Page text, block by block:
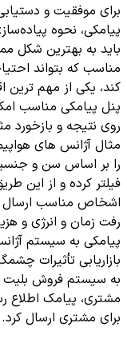
برای موفقیت و
پیامکی، نحوه
باید به بهترین شکل
مناسب که بتواند
کند، یکی از مهم ترین
پنل پیامکی مناسب
روی نتیجه و بازخورد
مثال آژانس های
را بر اساس سن و
فیلتر کرده و از این
اشخاص مناسب ارسال
رفت زمان و انرژی و
پیامکی به سیستم
بازاریابی تأثیرات
به سیستم فروش بلیت
مشتری، پیامک اطلاع
برای مشتری ارسال کرد.